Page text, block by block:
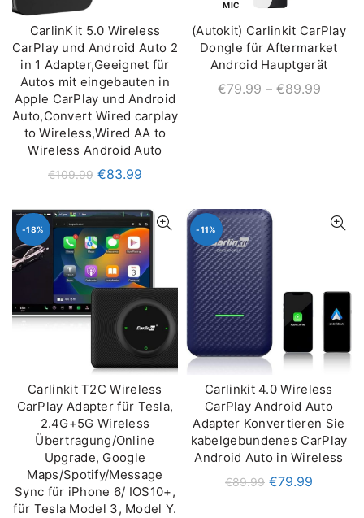
IN DEN WARENKORB
CarlinKit 5.0 Wireless
CarPlay und Android Auto 2
in 1 Adapter,Geeignet für
Autos mit eingebauten in
Apple CarPlay und Android
Auto,Convert Wired carplay
to Wireless,Wired AA to
Wireless Android Auto
€109.99 €83.99
MIC
QUICK SHOP
(Autokit) Carlinkit CarPlay
Dongle für Aftermarket
Android Hauptgerät
€79.99 – €89.99
-18%
IN DEN WARENKORB
Carlinkit T2C Wireless
CarPlay Adapter für Tesla,
2.4G+5G Wireless
Übertragung/Online
Upgrade, Google
Maps/Spotify/Message
Sync für iPhone 6/ IOS10+,
für Tesla Model 3, Model Y.
-11%
IN DEN WARENKORB
Carlinkit 4.0 Wireless
CarPlay Android Auto
Adapter Konvertieren Sie
kabelgebundenes CarPlay
Android Auto in Wireless
€89.99 €79.99